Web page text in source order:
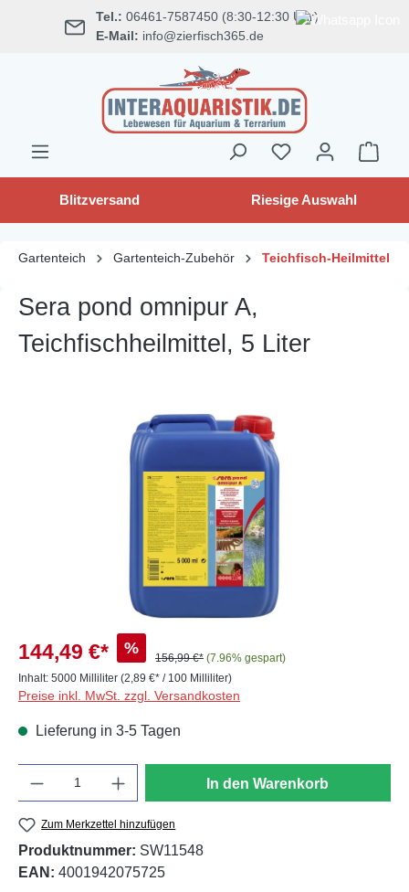
springen Tel.: 06461-7587450 (8:30-12:30 Uhr)
E-Mail: info@zierfisch365.de
Blitzversand Riesige Auswahl
Gartenteich Gartenteich-Zubehör Teichfisch-Heilmittel
Sera pond omnipur A,
Teichfischheilmittel, 5 Liter
Bildergalerie überspringen
144,49 €* %
156,99 €* (7.96% gespart)
Inhalt: 5000 Milliliter (2,89 €* / 100 Milliliter)
Preise inkl. MwSt. zzgl. Versandkosten
Lieferung in 3-5 Tagen
In den Warenkorb
Zum Merkzettel hinzufügen
Produktnummer: SW11548
EAN: 4001942075725